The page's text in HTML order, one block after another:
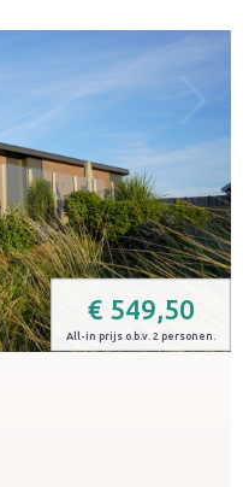
€ 549,50
All-in prijs o.b.v. 2 personen.